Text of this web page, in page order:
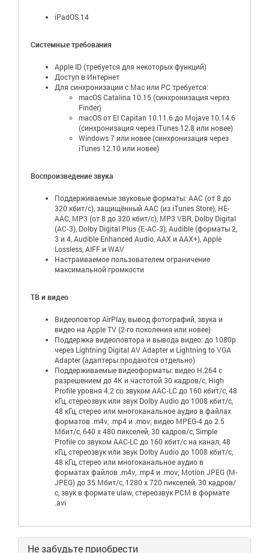
iPadOS 14
Системные требования
Apple ID (требуется для некоторых функций)
Доступ в Интернет
Для синхронизации с Mac или PC требуется:
macOS Catalina 10.15 (синхронизация через
Finder)
macOS от El Capitan 10.11.6 до Mojave 10.14.6
(синхронизация через iTunes 12.8 или новее)
Windows 7 или новее (синхронизация через
iTunes 12.10 или новее)
Воспроизведение звука
Поддерживаемые звуковые форматы: AAC (от 8 до
320 кбит/с), защищённый AAC (из iTunes Store), HE-
AAC, MP3 (от 8 до 320 кбит/с), MP3 VBR, Dolby Digital
(AC‑3), Dolby Digital Plus (E‑AC‑3), Audible (форматы 2,
3 и 4, Audible Enhanced Audio, AAX и AAX+), Apple
Lossless, AIFF и WAV
Настраиваемое пользователем ограничение
максимальной громкости
ТВ и видео
Видеоповтор AirPlay, вывод фотографий, звука и
видео на Apple TV (2-го поколения или новее)
Поддержка видеоповтора и вывода видео: до 1080p
через Lightning Digital AV Adapter и Lightning to VGA
Adapter (адаптеры продаются отдельно)
Поддерживаемые видеоформаты: видео H.264 c
разрешением до 4K и частотой 30 кадров/с, High
Profile уровня 4.2 со звуком AAC‑LC до 160 кбит/с, 48
кГц, стереозвук или звук Dolby Audio до 1008 кбит/с,
48 кГц, стерео или многоканальное аудио в файлах
форматов .m4v, .mp4 и .mov; видео MPEG-4 до 2.5
Мбит/с, 640 х 480 пикселей, 30 кадров/с, Simple
Profile со звуком AAC-LC до 160 кбит/с на канал, 48
кГц, стереозвук или звук Dolby Audio до 1008 кбит/с,
48 кГц, стерео или многоканальное аудио в
форматах файлов .m4v, .mp4 и .mov; Motion JPEG (M-
JPEG) до 35 Мбит/с, 1280 x 720 пикселей, 30 кадров/
с, звук в формате ulaw, стереозвук PCM в формате
.avi
Не забудьте приобрести